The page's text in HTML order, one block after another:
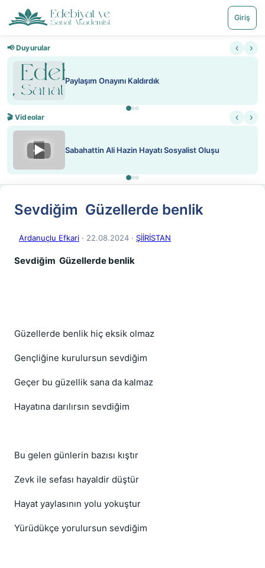
Giriş
📢 Duyurular ‹ ›
Paylaşım Onayını Kaldırdık
🎬 Videolar ‹ ›
▶ Sabahattin Ali Hazin Hayatı Sosyalist Oluşu
Sevdiğim Güzellerde benlik
Ardanuçlu Efkari · 22.08.2024 · ŞİİRİSTAN
Sevdiğim Güzellerde benlik
Güzellerde benlik hiç eksik olmaz
Gençliğine kurulursun sevdiğim
Geçer bu güzellik sana da kalmaz
Hayatına darılırsın sevdiğim
Bu gelen günlerin bazısı kıştır
Zevk ile sefası hayaldir düştür
Hayat yaylasının yolu yokuştur
Yürüdükçe yorulursun sevdiğim